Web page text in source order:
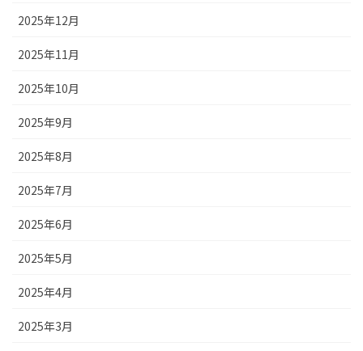
2025年12月
2025年11月
2025年10月
2025年9月
2025年8月
2025年7月
2025年6月
2025年5月
2025年4月
2025年3月